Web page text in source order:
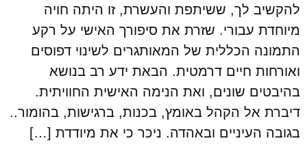
להקשיב לך, ששיתפת והעשרת, זו היתה חויה
מיוחדת עבורי. שזרת את סיפורך האישי על רקע
התמונה הכללית של המאותגרים לשינוי דפוסים
ואורחות חיים דרמטית. הבאת ידע רב בנושא
בהיבטים שונים, ואת הנימה האישית החוויתית.
דיברת אל הקהל באומץ, בכנות, ברגישות, בהומור..
בגובה העיניים ובאהדה. ניכר כי את מיודדת […]